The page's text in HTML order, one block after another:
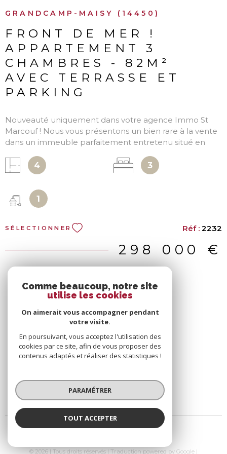
GRANDCAMP-MAISY (14450)
FRONT DE MER !
APPARTEMENT 3
CHAMBRES - 82M²
AVEC TERRASSE ET
PARKING
Nouveauté uniquement dans votre agence Immo St
Marcouf ! Nous vous présentons un bien rare à la vente
dans un immeuble parfaitement entretenu situé en
pièces principales vendu entièrement meublé
présente de beaux volumes. Situé au rez-de-chaussée
un séjour-salle à manger avec cheminée et accès
terrasse surplombant la mer, cuisine aménagée et
Une place de parking privée vient compléter ce bien.
accès direct à la plage, portail électrique et jardin.
4 3
1
SÉLECTIONNER Réf : 2232
298 000 €
© 2026 | Tous droits réservés | Traduction powered by Google |
Comme beaucoup, notre site
utilise les cookies
On aimerait vous accompagner pendant
votre visite.
En poursuivant, vous acceptez l'utilisation des
cookies par ce site, afin de vous proposer des
contenus adaptés et réaliser des statistiques !
PARAMÉTRER
TOUT ACCEPTER